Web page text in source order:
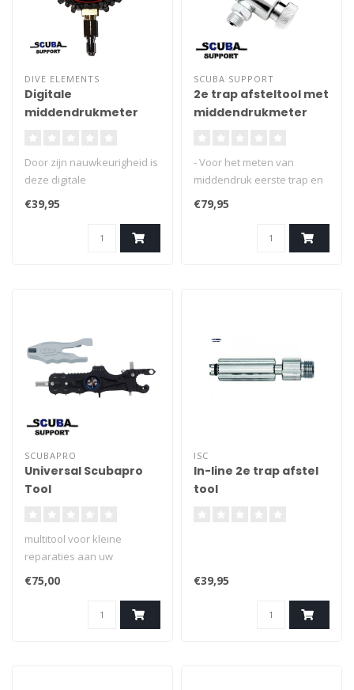
DIVE ELEMENTS
Digitale
middendrukmeter
Door zijn nauwkeurigheid is
deze digitale
middendrukmeter zeer
geschikt voor het afstellen
van de middendruk van de
€39,95
SCUBA SUPPORT
2e trap afsteltool met
middendrukmeter
- Voor het meten van
middendruk eerste trap en
het testen en afstellen van
ademweerstand tweede
- Geschikt voor typen
middendrukslang
€79,95
SCUBAPRO
Universal Scubapro
Tool
multitool voor kleine
reparaties aan uw
ademautomaat past op alle
Scubapro ademautomaten
en ideale duikautomaten
meer dan 10 Automaattools
€75,00
ISC
In-line 2e trap afstel
tool
€39,95